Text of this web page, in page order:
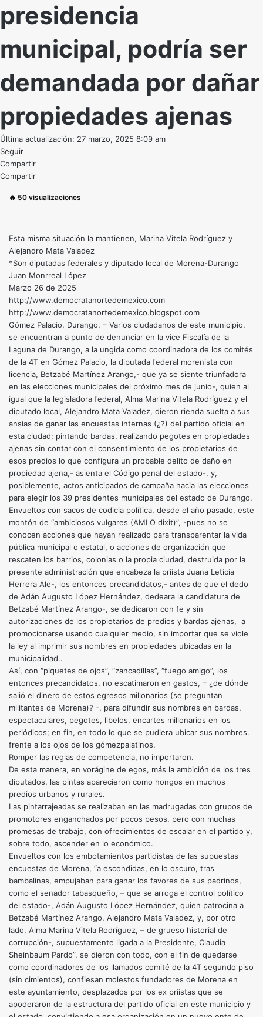
presidencia
municipal, podría ser
demandada por dañar
propiedades ajenas
Última actualización: 27 marzo, 2025 8:09 am
Seguir
Compartir
Compartir
🔥 50 visualizaciones
Esta misma situación la mantienen, Marina Vitela Rodríguez y
Alejandro Mata Valadez
*Son diputadas federales y diputado local de Morena-Durango
Juan Monrreal López
Marzo 26 de 2025
http://www.democratanortedemexico.com
http://www.democratanortedemexico.blogspot.com
Gómez Palacio, Durango. – Varios ciudadanos de este municipio,
se encuentran a punto de denunciar en la vice Fiscalía de la
Laguna de Durango, a la ungida como coordinadora de los comités
de la 4T en Gómez Palacio, la diputada federal morenista con
licencia, Betzabé Martínez Arango,- que ya se siente triunfadora
en las elecciones municipales del próximo mes de junio-, quien al
igual que la legisladora federal, Alma Marina Vitela Rodríguez y el
diputado local, Alejandro Mata Valadez, dieron rienda suelta a sus
ansias de ganar las encuestas internas (¿?) del partido oficial en
esta ciudad; pintando bardas, realizando pegotes en propiedades
ajenas sin contar con el consentimiento de los propietarios de
esos predios lo que configura un probable delito de daño en
propiedad ajena,- asienta el Código penal del estado-, y,
posiblemente, actos anticipados de campaña hacia las elecciones
para elegir los 39 presidentes municipales del estado de Durango.
Envueltos con sacos de codicia política, desde el año pasado, este
montón de “ambiciosos vulgares (AMLO dixit)”, -pues no se
conocen acciones que hayan realizado para transparentar la vida
pública municipal o estatal, o acciones de organización que
rescaten los barrios, colonias o la propia ciudad, destruida por la
presente administración que encabeza la priista Juana Leticia
Herrera Ale-, los entonces precandidatos,- antes de que el dedo
de Adán Augusto López Hernández, dedeara la candidatura de
Betzabé Martínez Arango-, se dedicaron con fe y sin
autorizaciones de los propietarios de predios y bardas ajenas, a
promocionarse usando cualquier medio, sin importar que se viole
la ley al imprimir sus nombres en propiedades ubicadas en la
municipalidad..
Así, con “piquetes de ojos”, “zancadillas”, “fuego amigo”, los
entonces precandidatos, no escatimaron en gastos, – ¿de dónde
salió el dinero de estos egresos millonarios (se preguntan
militantes de Morena)? -, para difundir sus nombres en bardas,
espectaculares, pegotes, libelos, encartes millonarios en los
periódicos; en fin, en todo lo que se pudiera ubicar sus nombres.
frente a los ojos de los gómezpalatinos.
Romper las reglas de competencia, no importaron.
De esta manera, en vorágine de egos, más la ambición de los tres
diputados, las pintas aparecieron como hongos en muchos
predios urbanos y rurales.
Las pintarrajeadas se realizaban en las madrugadas con grupos de
promotores enganchados por pocos pesos, pero con muchas
promesas de trabajo, con ofrecimientos de escalar en el partido y,
sobre todo, ascender en lo económico.
Envueltos con los embotamientos partidistas de las supuestas
encuestas de Morena, “a escondidas, en lo oscuro, tras
bambalinas, empujaban para ganar los favores de sus padrinos,
como el senador tabasqueño, – que se arroga el control político
del estado-, Adán Augusto López Hernández, quien patrocina a
Betzabé Martínez Arango, Alejandro Mata Valadez, y, por otro
lado, Alma Marina Vitela Rodríguez, – de grueso historial de
corrupción-, supuestamente ligada a la Presidente, Claudia
Sheinbaum Pardo”, se dieron con todo, con el fin de quedarse
como coordinadores de los llamados comité de la 4T segundo piso
(sin cimientos), confiesan molestos fundadores de Morena en
este ayuntamiento, desplazados por los ex priistas que se
apoderaron de la estructura del partido oficial en este municipio y